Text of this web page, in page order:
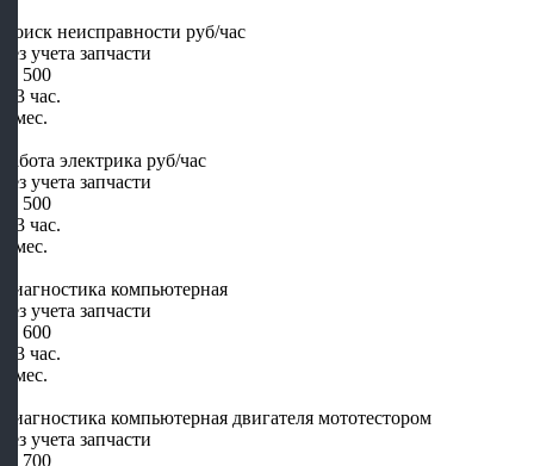
Поиск неисправности руб/час
Без учета запчасти
от 500
1-3 час.
2 мес.
Работа электрика руб/час
Без учета запчасти
от 500
1-3 час.
2 мес.
Диагностика компьютерная
Без учета запчасти
от 600
1-3 час.
2 мес.
Диагностика компьютерная двигателя мототестором
Без учета запчасти
от 700